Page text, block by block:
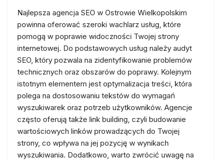
Najlepsza agencja SEO w Ostrowie Wielkopolskim
powinna oferować szeroki wachlarz usług, które
pomogą w poprawie widoczności Twojej strony
internetowej. Do podstawowych usług należy audyt
SEO, który pozwala na zidentyfikowanie problemów
technicznych oraz obszarów do poprawy. Kolejnym
istotnym elementem jest optymalizacja treści, która
polega na dostosowaniu tekstów do wymagań
wyszukiwarek oraz potrzeb użytkowników. Agencje
często oferują także link building, czyli budowanie
wartościowych linków prowadzących do Twojej
strony, co wpływa na jej pozycję w wynikach
wyszukiwania. Dodatkowo, warto zwrócić uwagę na